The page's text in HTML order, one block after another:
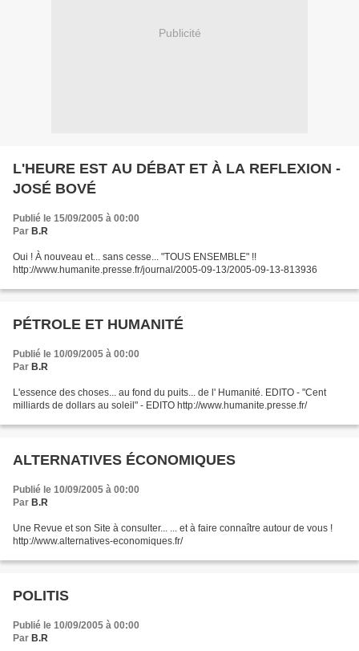
Publicité
L'HEURE EST AU DÉBAT ET À LA REFLEXION -
JOSÉ BOVÉ
Publié le 15/09/2005 à 00:00
Par B.R
Oui ! À nouveau et... sans cesse... "TOUS ENSEMBLE" !!
http://www.humanite.presse.fr/journal/2005-09-13/2005-09-13-813936
PÉTROLE ET HUMANITÉ
Publié le 10/09/2005 à 00:00
Par B.R
L'essence des choses... au fond du puits... de l' Humanité. EDITO - "Cent
milliards de dollars au soleil" - EDITO http://www.humanite.presse.fr/
ALTERNATIVES ÉCONOMIQUES
Publié le 10/09/2005 à 00:00
Par B.R
Une Revue et son Site à consulter... ... et à faire connaître autour de vous !
http://www.alternatives-economiques.fr/
POLITIS
Publié le 10/09/2005 à 00:00
Par B.R